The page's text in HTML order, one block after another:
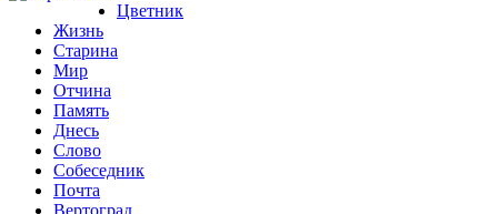
Цветник
Жизнь
Старина
Мир
Отчина
Память
Днесь
Слово
Собеседник
Почта
Вертоград